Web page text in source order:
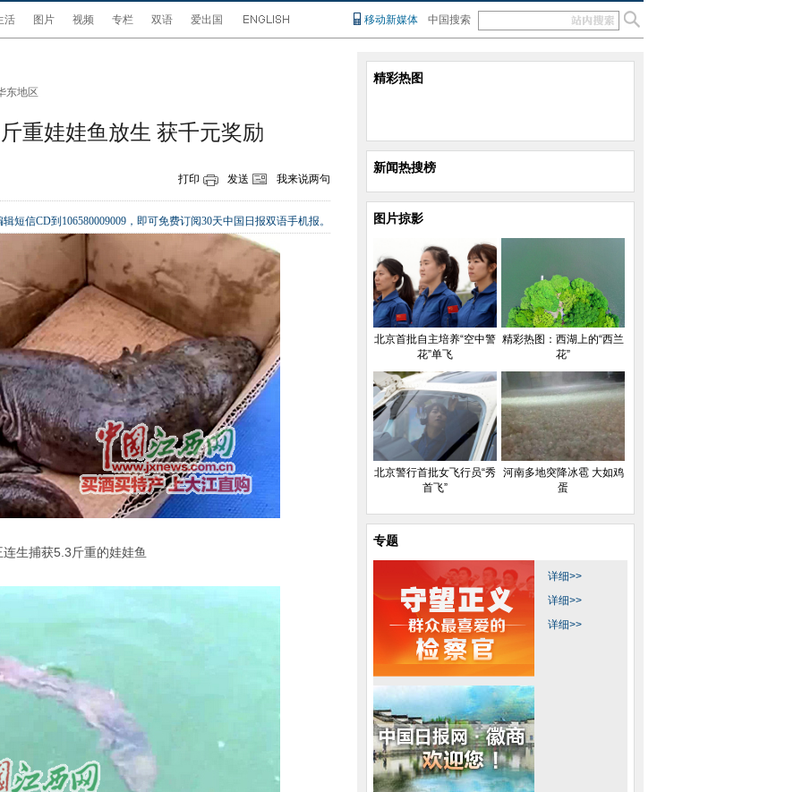
活 图片 视频 专栏 双语 爱出国 移动新媒体 中国搜索
东地区
重娃娃鱼放生 获千元奖励
打印 发送 我来说两句
短信CD到106580009009，即可免费订阅30天中国日报双语手机报。
连生捕获5.3斤重的娃娃鱼
精彩热图
新闻热搜榜
图片掠影
北京首批自主培养“空中警
花”单飞
精彩热图：西湖上的“西兰
花”
北京警行首批女飞行员“秀
首飞”
河南多地突降冰雹 大如鸡
蛋
专题
详细>>
详细>>
详细>>